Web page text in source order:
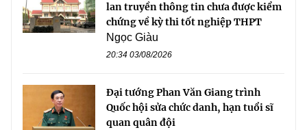
lan truyền thông tin chưa được kiểm
chứng về kỳ thi tốt nghiệp THPT
Ngọc Giàu
20:34 03/08/2026
Đại tướng Phan Văn Giang trình
Quốc hội sửa chức danh, hạn tuổi sĩ
quan quân đội